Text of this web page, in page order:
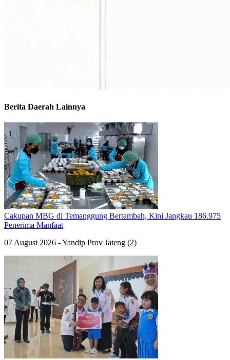
Berita Daerah Lainnya
Cakupan MBG di Temanggung Bertambah, Kini Jangkau 186.975
Penerima Manfaat
07 August 2026 - Yandip Prov Jateng (2)